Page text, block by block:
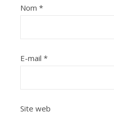
Nom *
E-mail *
Site web